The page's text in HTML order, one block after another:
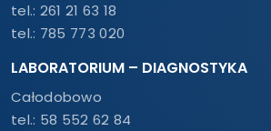
tel.: 261 21 63 18
tel.: 785 773 020
LABORATORIUM – DIAGNOSTYKA
Całodobowo
tel.: 58 552 62 84